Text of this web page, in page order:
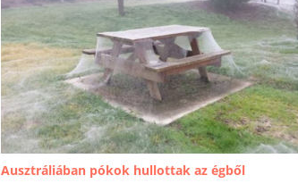
Ausztráliában pókok hullottak az égből